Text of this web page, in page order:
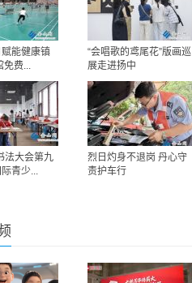
能健康镇
免费...
“会唱歌的鸢尾花”版画巡
展走进扬中
法大会第九
青少...
烈日灼身不退岗 丹心守
责护车行